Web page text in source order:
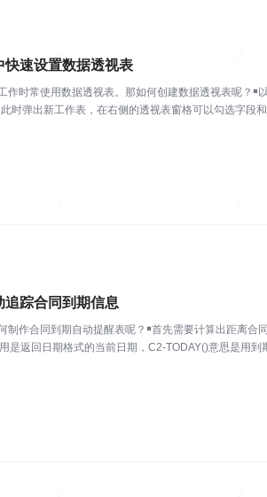
快速设置数据透视表
作时常使用数据透视表。那如何创建数据透视表呢？￭
时弹出新工作表，在右侧的透视表窗格可以勾选字段
追踪合同到期信息
制作合同到期自动提醒表呢？￭首先需要计算出距离合
是返回日期格式的当前日期，C2-TODAY()意思是用到